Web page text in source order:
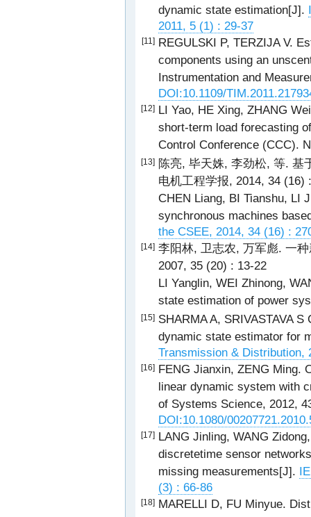
dynamic state estimation[J].
2011, 5 (1) : 29-37
[11] REGULSKI P, TERZIJA V.
components using an
Instrumentation and
DOI:10.1109/
[12] LI Yao, HE Xing, ZHANG
short-term load forecasting
Control Conference (CCC).
[13] 陈亮, 毕天姝, 李劲松, 等. 基
电机工程学报, 2014, 34 (16)
CHEN Liang, BI Tianshu, LI
synchronous machines
the CSEE, 2014, 34 (16) :
[14] 李阳林, 卫志农, 万军彪. 一
2007, 35 (20) : 13-22
LI Yanglin, WEI Zhinong,
state estimation of power
[15] SHARMA A, SRIVASTAVA
dynamic state estimator for
Transmission & Distribution,
[16] FENG Jianxin, ZENG Ming.
linear dynamic system with
of Systems Science, 2012,
DOI:10.1080/
[17] LANG Jinling, WANG
discretetime sensor
missing measurements[J].
(3) : 66-86
[18] MARELLI D, FU Minyue.